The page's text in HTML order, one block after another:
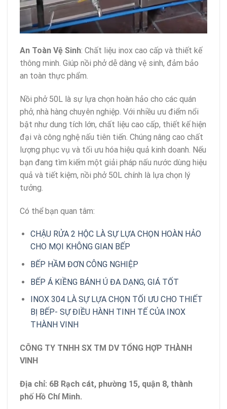
An Toàn Vệ Sinh: Chất liệu inox cao cấp và thiết kế
thông minh. Giúp nồi phở dễ dàng vệ sinh, đảm bảo
an toàn thực phẩm.
Nồi phở 50L là sự lựa chọn hoàn hảo cho các quán
phở, nhà hàng chuyên nghiệp. Với nhiều ưu điểm nổi
bật như dung tích lớn, chất liệu cao cấp, thiết kế hiện
đại và công nghệ nấu tiên tiến. Chúng nâng cao chất
lượng phục vụ và tối ưu hóa hiệu quả kinh doanh. Nếu
bạn đang tìm kiếm một giải pháp nấu nước dùng hiệu
quả và tiết kiệm, nồi phở 50L chính là lựa chọn lý
tưởng.
Có thể bạn quan tâm:
CHẬU RỬA 2 HỘC LÀ SỰ LỰA CHỌN HOÀN HẢO
CHO MỌI KHÔNG GIAN BẾP
BẾP HẦM ĐƠN CÔNG NGHIỆP
BẾP Á KIỀNG BÁNH Ú ĐA DẠNG, GIÁ TỐT
INOX 304 LÀ SỰ LỰA CHỌN TỐI ƯU CHO THIẾT
BỊ BẾP- SỰ ĐIỀU HÀNH TINH TẾ CỦA INOX
THÀNH VINH
CÔNG TY TNHH SX TM DV TỔNG HỢP THÀNH
VINH
Địa chỉ: 6B Rạch cát, phường 15, quận 8, thành
phố Hồ Chí Minh.